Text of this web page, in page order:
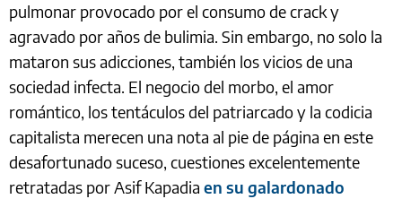
pulmonar provocado por el consumo de crack y
agravado por años de bulimia. Sin embargo, no solo la
mataron sus adicciones, también los vicios de una
sociedad infecta. El negocio del morbo, el amor
romántico, los tentáculos del patriarcado y la codicia
capitalista merecen una nota al pie de página en este
desafortunado suceso, cuestiones excelentemente
retratadas por Asif Kapadia en su galardonado